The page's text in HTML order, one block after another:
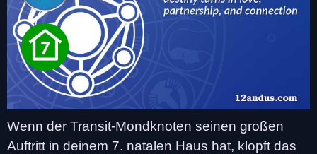
Wenn der Transit-Mondknoten seinen großen
Auftritt in deinem 7. natalen Haus hat, klopft das